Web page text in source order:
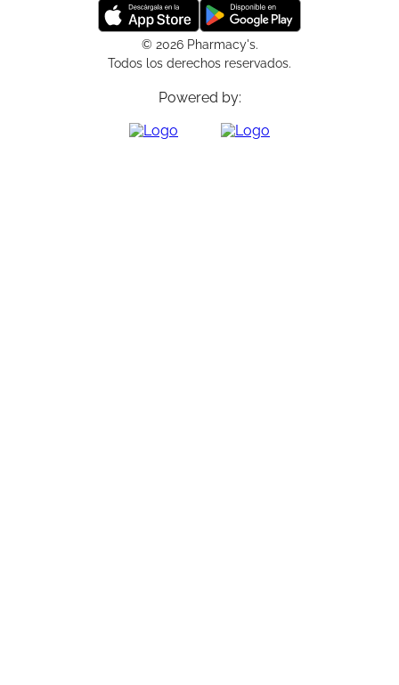
© 2026 Pharmacy's.
Todos los derechos reservados.
Powered by: